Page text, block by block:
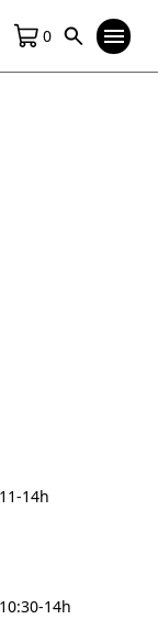
0
14h
14h